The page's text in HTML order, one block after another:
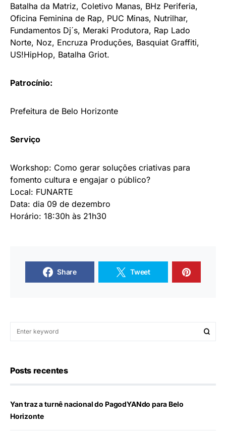
Batalha da Matriz, Coletivo Manas, BHz Periferia,
Oficina Feminina de Rap, PUC Minas, Nutrilhar,
Fundamentos Dj´s, Meraki Produtora, Rap Lado
Norte, Noz, Encruza Produções, Basquiat Graffiti,
US!HipHop, Batalha Griot.
Patrocínio:
Prefeitura de Belo Horizonte
Serviço
Workshop: Como gerar soluções criativas para
fomento cultura e engajar o público?
Local: FUNARTE
Data: dia 09 de dezembro
Horário: 18:30h às 21h30
Share Tweet
Posts recentes
Yan traz a turnê nacional do PagodYANdo para Belo
Horizonte